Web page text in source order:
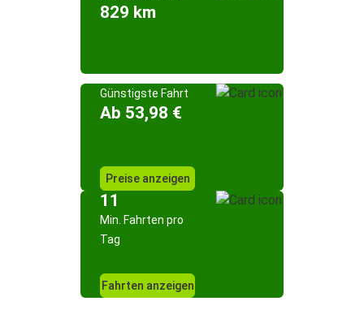
829 km
Günstigste Fahrt
Ab 53,98 €
Preise anzeigen
11
Min. Fahrten pro
Tag
Fahrten anzeigen